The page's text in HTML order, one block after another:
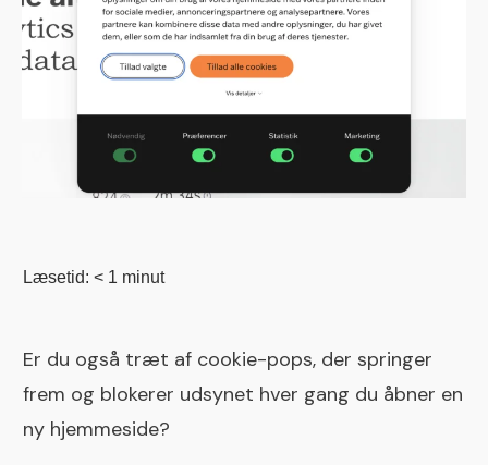
Læsetid: < 1 minut
Er du også træt af cookie-pops, der springer
frem og blokerer udsynet hver gang du åbner en
ny hjemmeside?